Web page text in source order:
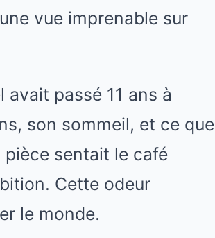
vue imprenable sur
passé 11 ans à
son sommeil, et ce que
pièce sentait le café
Cette odeur
le monde.